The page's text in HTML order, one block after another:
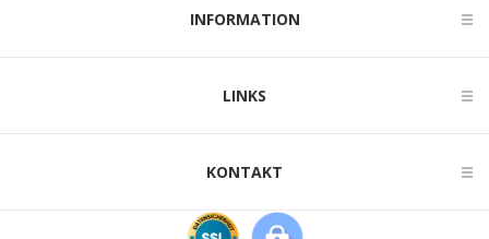
INFORMATION
LINKS
KONTAKT